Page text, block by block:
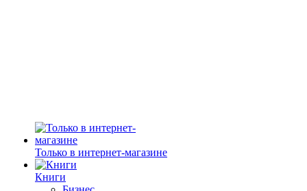
Только в интернет-магазине
Книги